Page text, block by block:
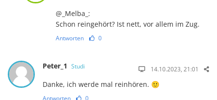
@_Melba_:
Schon reingehört? Ist nett, vor allem im Zug.
Antworten 0
Peter_1 Studi 14.10.2023, 21:01
Danke, ich werde mal reinhören. 🙂
Antworten 0